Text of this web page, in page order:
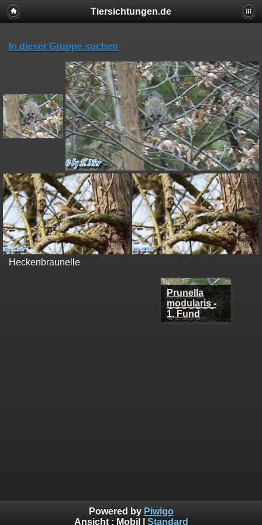
Tiersichtungen.de
In dieser Gruppe suchen
Heckenbraunelle
Prunella
modularis -
1. Fund
Powered by Piwigo
Ansicht : Mobil Standard